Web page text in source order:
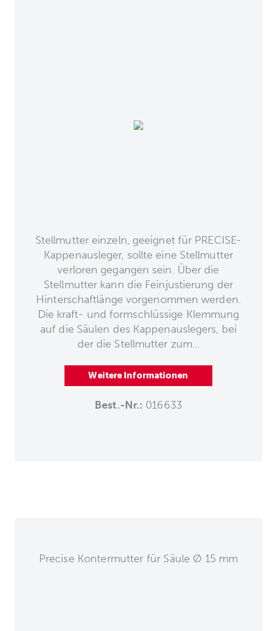
Stellmutter einzeln, geeignet für PRECISE-
Kappenausleger, sollte eine Stellmutter
verloren gegangen sein. Über die
Stellmutter kann die Feinjustierung der
Hinterschaftlänge vorgenommen werden.
Die kraft- und formschlüssige Klemmung
auf die Säulen des Kappenauslegers, bei
der die Stellmutter zum...
Weitere Informationen
Best.-Nr.: 016633
Precise Kontermutter für Säule Ø 15 mm